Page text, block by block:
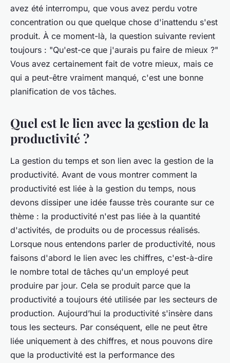
avez été interrompu, que vous avez perdu votre
concentration ou que quelque chose d'inattendu s'est
produit. À ce moment-là, la question suivante revient
toujours : "Qu'est-ce que j'aurais pu faire de mieux ?"
Vous avez certainement fait de votre mieux, mais ce
qui a peut-être vraiment manqué, c'est une bonne
planification de vos tâches.
Quel est le lien avec la gestion de la
productivité ?
La gestion du temps et son lien avec la gestion de la
productivité. Avant de vous montrer comment la
productivité est liée à la gestion du temps, nous
devons dissiper une idée fausse très courante sur ce
thème : la productivité n'est pas liée à la quantité
d'activités, de produits ou de processus réalisés.
Lorsque nous entendons parler de productivité, nous
faisons d'abord le lien avec les chiffres, c'est-à-dire
le nombre total de tâches qu'un employé peut
produire par jour. Cela se produit parce que la
productivité a toujours été utilisée par les secteurs de
production. Aujourd’hui la productivité s'insère dans
tous les secteurs. Par conséquent, elle ne peut être
liée uniquement à des chiffres, et nous pouvons dire
que la productivité est la performance des